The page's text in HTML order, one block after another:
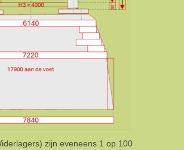
zijn eveneens 1 op 100